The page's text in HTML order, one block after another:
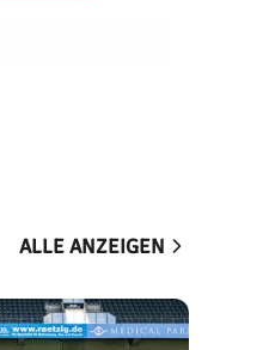
ALLE ANZEIGEN